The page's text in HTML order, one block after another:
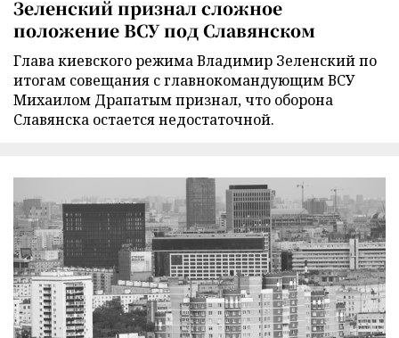
Зеленский признал сложное
положение ВСУ под Славянском
Глава киевского режима Владимир Зеленский по
итогам совещания с главнокомандующим ВСУ
Михаилом Драпатым признал, что оборона
Славянска остается недостаточной.